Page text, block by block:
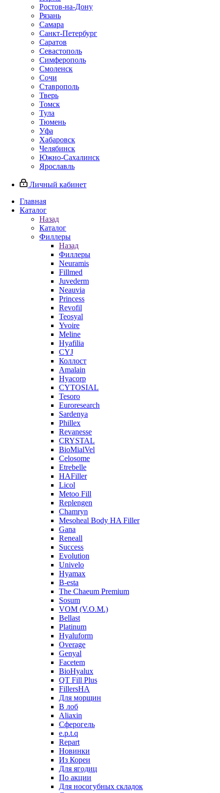
Ростов-на-Дону
Рязань
Самара
Санкт-Петербург
Саратов
Севастополь
Симферополь
Смоленск
Сочи
Ставрополь
Тверь
Томск
Тула
Тюмень
Уфа
Хабаровск
Челябинск
Южно-Сахалинск
Ярославль
Личный кабинет
Главная
Каталог
Назад
Каталог
Филлеры
Назад
Филлеры
Neuramis
Fillmed
Juvederm
Neauvia
Princess
Revofil
Teosyal
Yvoire
Meline
Hyafilia
CYJ
Коллост
Amalain
Hyacorp
CYTOSIAL
Tesoro
Euroresearch
Sardenya
Phillex
Revanesse
CRYSTAL
BioMialVel
Celosome
Etrebelle
HAFiller
Licol
Metoo Fill
Replengen
Chamryn
Mesoheal Body HA Filler
Gana
Reneall
Success
Evolution
Univelo
Hyamax
B-esta
The Chaeum Premium
Sosum
VOM (V.O.M.)
Bellast
Platinum
Hyaluform
Overage
Genyal
Facetem
BioHyalux
QT Fill Plus
FillersHA
Для морщин
В лоб
Aliaxin
Сферогель
e.p.t.q
Repart
Новинки
Из Кореи
Для ягодиц
По акции
Для носогубных складок